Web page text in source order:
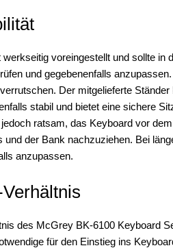
voreingestellt und sollte
und gegebenenfalls
Der mitgelieferte
stabil und bietet eine sichere
ratsam, das Keyboard vor
und der Bank nachzuziehen. Bei
anzupassen.
des McGrey BK-6100 Keyboard
für den Einstieg ins